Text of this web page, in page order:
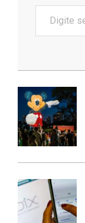
seu
e-
2026-
25